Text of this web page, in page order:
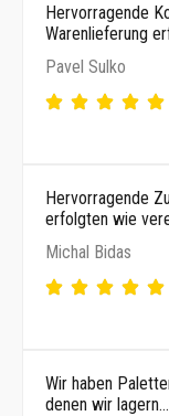
Hervorragende
Warenlieferung
Pavel Sulko
Hervorragende
erfolgten wie
Michal Bidas
Wir haben
denen wir lagern…